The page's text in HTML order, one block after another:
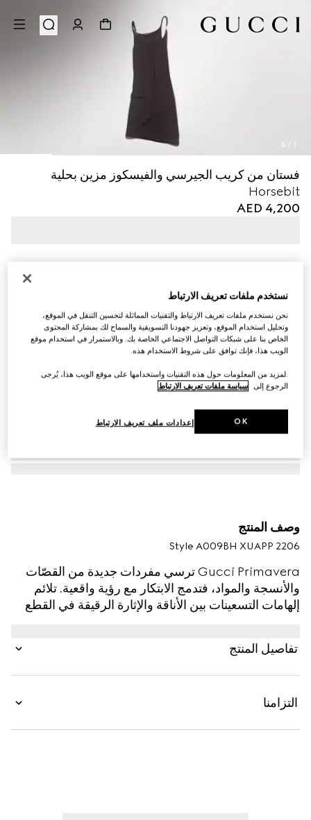
1
/
6
فستان من كريب الجيرسي والفيسكوز مزين بحلية
Horsebit
AED 4,200
وصف المنتج
Style ‎A009BH XUAPP 2206
Gucci Primavera ترسي مفردات جديدة من القصّات
والأنسجة والمواد، فتدمج الابتكار مع رؤية واقعية. تلائم
إلهامات التسعينات بين الأناقة والإثارة الرقيقة في القطع
كريب الجيرسي والفيسكوز، ويتّسم بتفصيل هورسبيت
على الأشرطة.
تفاصيل المنتج
التزامنا
نستخدم ملفات تعريف الارتباط
نحن نستخدم ملفات تعريف الارتباط والتقنيات المماثلة لتحسين التنقل في الموقع،
وتحليل استخدام الموقع، وتعزيز جهودنا التسويقية والسماح لك بمشاركة المحتوى
الخاص بنا على شبكات التواصل الاجتماعي الخاصة بك. وبالاستمرار في استخدام موقع
الويب هذا، فإنك توافق على شروط الاستخدام هذه.
.لمزيد من المعلومات حول هذه التقنيات واستخدامها على موقع الويب هذا، يُرجى
الرجوع إلى سياسة ملفات تعريف الارتباط
إعدادات ملف تعريف الارتباط OK